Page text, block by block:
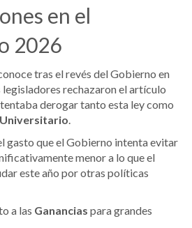
en el
2026
tras el revés del Gobierno en
legisladores rechazaron el artículo
derogar tanto esta ley como
gasto que el Gobierno intenta evitar
menor a lo que el
este año por otras políticas
a las Ganancias para grandes